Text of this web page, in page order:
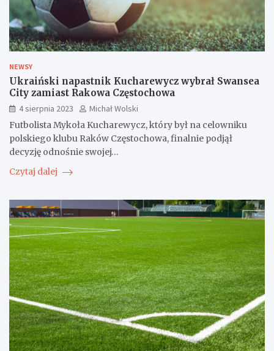
NEWSY
Ukraiński napastnik Kucharewycz wybrał Swansea
City zamiast Rakowa Częstochowa
4 sierpnia 2023
Michał Wolski
Futbolista Mykoła Kucharewycz, który był na celowniku
polskiego klubu Raków Częstochowa, finalnie podjął
decyzję odnośnie swojej…
Czytaj dalej